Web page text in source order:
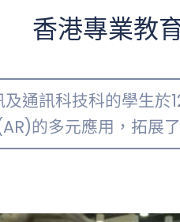
香港專業教
通訊科技科的學生
的多元應用，拓展